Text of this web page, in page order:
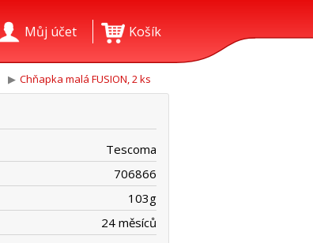
Košík
Můj účet
Chňapka malá FUSION, 2 ks
Tescoma
706866
103g
24 měsíců